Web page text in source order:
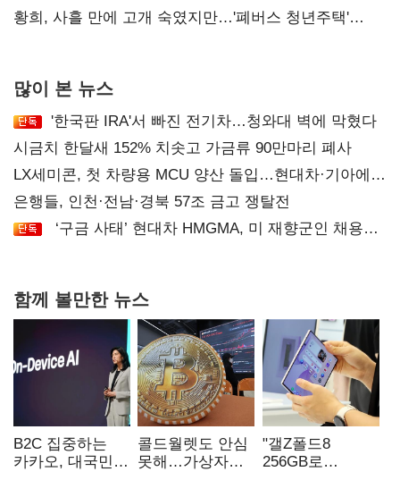
달리해야"
황희, 사흘 만에 고개 숙였지만…'폐버스 청년주택'
많이 본 뉴스
'한국판 IRA'서 빠진 전기차…청와대 벽에 막혔다
시금치 한달새 152% 치솟고 가금류 90만마리 폐사
LX세미콘, 첫 차량용 MCU 양산 돌입…현대차·기아에
공급
은행들, 인천·전남·경북 57조 금고 쟁탈전
‘구금 사태’ 현대차 HMGMA, 미 재향군인 채용
함께 볼만한 뉴스
B2C 집중하는
카카오, 대국민
콜드월렛도 안심
못해…가상자산
"갤Z폴드8
256GB로